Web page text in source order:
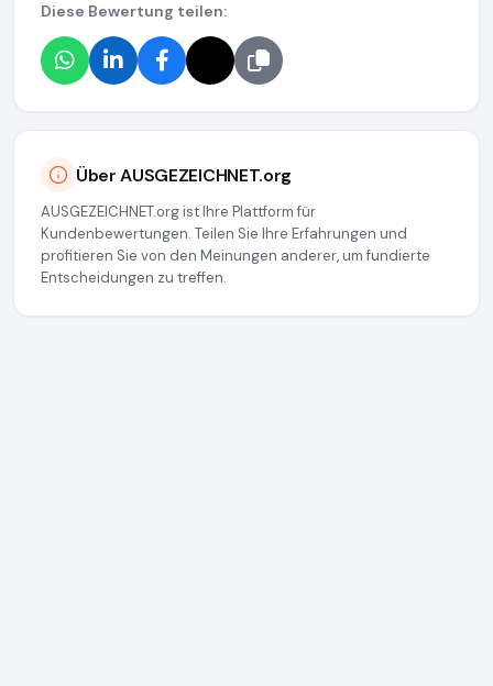
Diese Bewertung teilen:
Über AUSGEZEICHNET.org
AUSGEZEICHNET.org ist Ihre Plattform für
Kundenbewertungen. Teilen Sie Ihre Erfahrungen und
profitieren Sie von den Meinungen anderer, um fundierte
Entscheidungen zu treffen.